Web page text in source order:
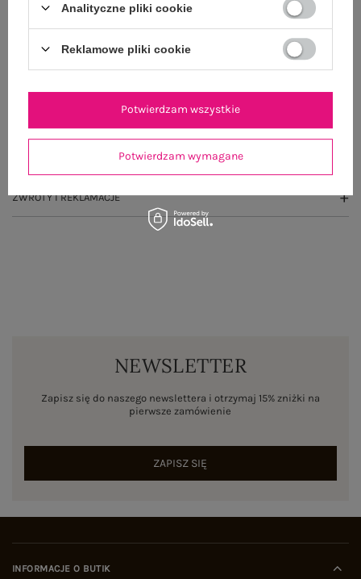
OPIS PRODUKTU
ZWROTY I REKLAMACJE
NEWSLETTER
Zapisz się do naszego newslettera i otrzymaj 15% zniżki na
pierwsze zamówienie
ZAPISZ SIĘ
INFORMACJE O BUTIK
Analityczne pliki cookie
Reklamowe pliki cookie
Potwierdzam wymagane
Potwierdzam wszystkie